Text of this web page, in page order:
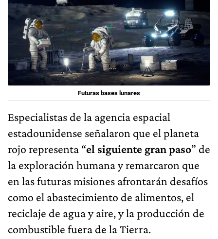
Futuras bases lunares
Especialistas de la agencia espacial
estadounidense señalaron que el planeta
rojo representa “el siguiente gran paso” de
la exploración humana y remarcaron que
en las futuras misiones afrontarán desafíos
como el abastecimiento de alimentos, el
reciclaje de agua y aire, y la producción de
combustible fuera de la Tierra.